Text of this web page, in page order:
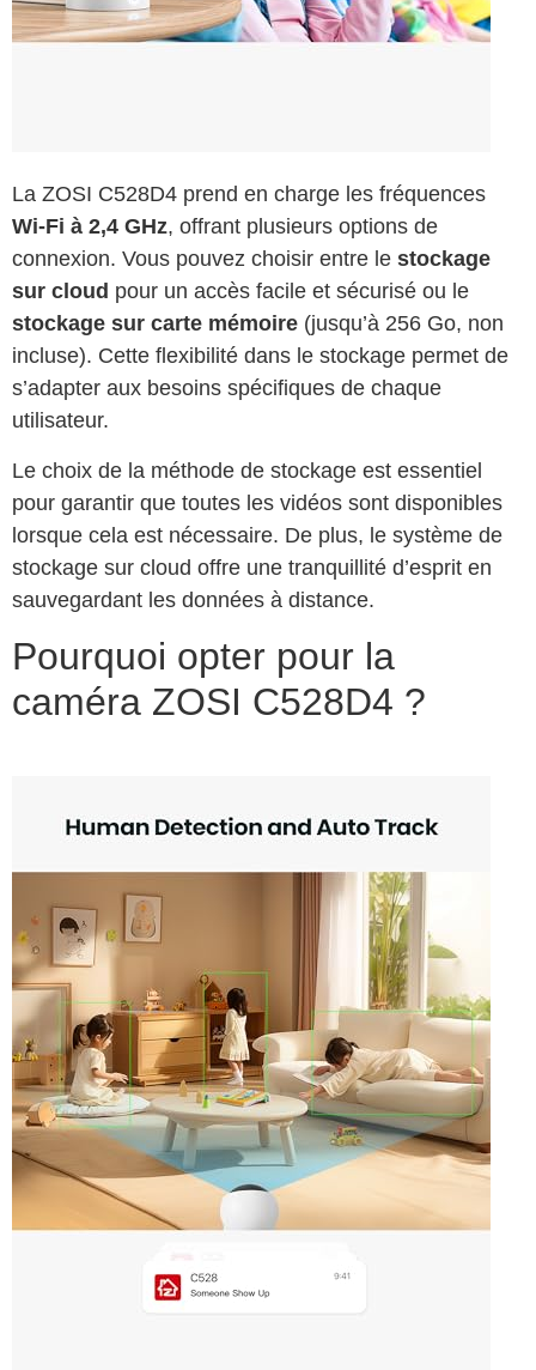
La ZOSI C528D4 prend en charge les fréquences
Wi-Fi à 2,4 GHz, offrant plusieurs options de
connexion. Vous pouvez choisir entre le stockage
sur cloud pour un accès facile et sécurisé ou le
stockage sur carte mémoire (jusqu’à 256 Go, non
incluse). Cette flexibilité dans le stockage permet de
s’adapter aux besoins spécifiques de chaque
utilisateur.
Le choix de la méthode de stockage est essentiel
pour garantir que toutes les vidéos sont disponibles
lorsque cela est nécessaire. De plus, le système de
stockage sur cloud offre une tranquillité d’esprit en
sauvegardant les données à distance.
Pourquoi opter pour la
caméra ZOSI C528D4 ?